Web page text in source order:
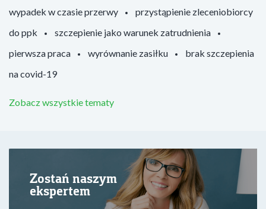
wypadek w czasie przerwy
przystąpienie zleceniobiorcy
do ppk
szczepienie jako warunek zatrudnienia
pierwsza praca
wyrównanie zasiłku
brak szczepienia
na covid-19
Zobacz wszystkie tematy
Zostań naszym
ekspertem